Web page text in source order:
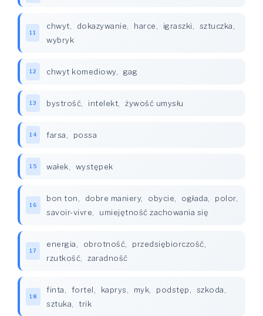
11
chwyt, dokazywanie, harce, igraszki, sztuczka,
wybryk
12 chwyt komediowy, gag
13 bystrość, intelekt, żywość umysłu
14 farsa, possa
15 wałek, występek
16
bon ton, dobre maniery, obycie, ogłada, polor,
savoir-vivre, umiejętność zachowania się
17
energia, obrotność, przedsiębiorczość,
rzutkość, zaradność
18
finta, fortel, kaprys, myk, podstęp, szkoda,
sztuka, trik